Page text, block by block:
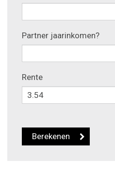
Partner jaarinkomen?
Rente